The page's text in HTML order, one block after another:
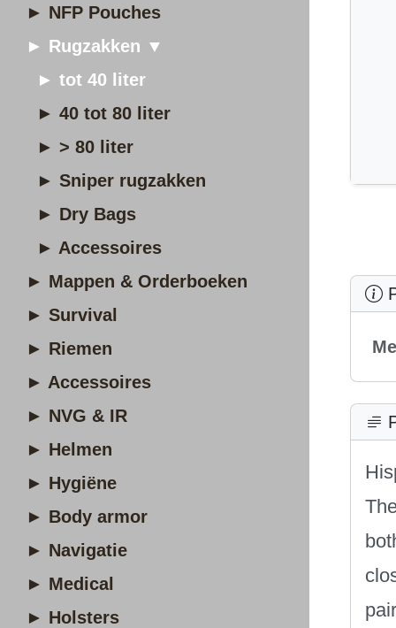
► NFP Pouches
► Rugzakken ▼
► tot 40 liter
► 40 tot 80 liter
► > 80 liter
► Sniper rugzakken
► Dry Bags
► Accessoires
► Mappen & Orderboeken
► Survival
► Riemen
► Accessoires
► NVG & IR
► Helmen
► Hygiëne
► Body armor
► Navigatie
► Medical
► Holsters